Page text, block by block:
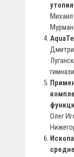
утопия
Михаил
Олег